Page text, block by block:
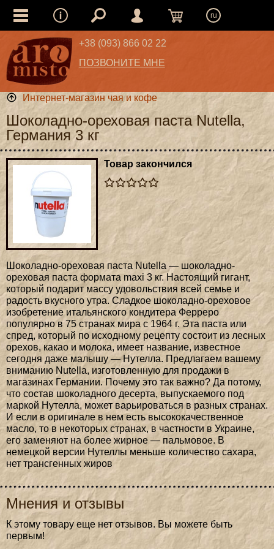
ru
+38 (093) 866 02 22
ПОЗВОНИТЕ МНЕ
Интернет-магазин чая и кофе
Шоколадно-ореховая паста Nutella,
Германия 3 кг
Товар закончился
Шоколадно-ореховая паста Nutella — шоколадно-
ореховая паста формата maxi 3 кг. Настоящий гигант,
который подарит массу удовольствия всей семье и
радость вкусного утра. Сладкое шоколадно-ореховое
изобретение итальянского кондитера Ферреро
популярно в 75 странах мира с 1964 г. Эта паста или
спред, который по исходному рецепту состоит из лесных
орехов, какао и молока, имеет название, известное
сегодня даже малышу — Нутелла. Предлагаем вашему
вниманию Nutella, изготовленную для продажи в
магазинах Германии. Почему это так важно? Да потому,
что состав шоколадного десерта, выпускаемого под
маркой Нутелла, может варьироваться в разных странах.
И если в оригинале в нем есть высококачественное
масло, то в некоторых странах, в частности в Украине,
его заменяют на более жирное — пальмовое. В
немецкой версии Нутеллы меньше количество сахара,
нет трансгенных жиров
Мнения и отзывы
К этому товару еще нет отзывов. Вы можете быть
первым!